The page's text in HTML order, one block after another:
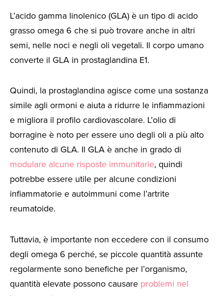
L’acido gamma linolenico (GLA) è un tipo di acido
grasso omega 6 che si può trovare anche in altri
semi, nelle noci e negli oli vegetali. Il corpo umano
converte il GLA in prostaglandina E1.
Quindi, la prostaglandina agisce come una sostanza
simile agli ormoni e aiuta a ridurre le infiammazioni
e migliora il profilo cardiovascolare. L’olio di
borragine è noto per essere uno degli oli a più alto
contenuto di GLA. Il GLA è anche in grado di
modulare alcune risposte immunitarie, quindi
potrebbe essere utile per alcune condizioni
infiammatorie e autoimmuni come l’artrite
reumatoide.
Tuttavia, è importante non eccedere con il consumo
degli omega 6 perché, se piccole quantità assunte
regolarmente sono benefiche per l’organismo,
quantità elevate possono causare problemi nel